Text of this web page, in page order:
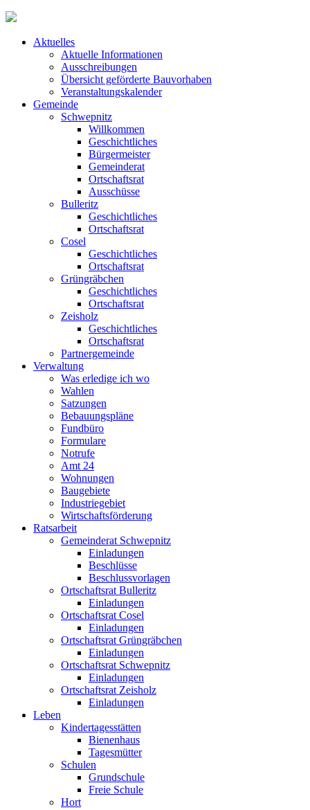
Aktuelles
Aktuelle Informationen
Ausschreibungen
Übersicht geförderte Bauvorhaben
Veranstaltungskalender
Gemeinde
Schwepnitz
Willkommen
Geschichtliches
Bürgermeister
Gemeinderat
Ortschaftsrat
Ausschüsse
Bulleritz
Geschichtliches
Ortschaftsrat
Cosel
Geschichtliches
Ortschaftsrat
Grüngräbchen
Geschichtliches
Ortschaftsrat
Zeisholz
Geschichtliches
Ortschaftsrat
Partnergemeinde
Verwaltung
Was erledige ich wo
Wahlen
Satzungen
Bebauungspläne
Fundbüro
Formulare
Notrufe
Amt 24
Wohnungen
Baugebiete
Industriegebiet
Wirtschaftsförderung
Ratsarbeit
Gemeinderat Schwepnitz
Einladungen
Beschlüsse
Beschlussvorlagen
Ortschaftsrat Bulleritz
Einladungen
Ortschaftsrat Cosel
Einladungen
Ortschaftsrat Grüngräbchen
Einladungen
Ortschaftsrat Schwepnitz
Einladungen
Ortschaftsrat Zeisholz
Einladungen
Leben
Kindertagesstätten
Bienenhaus
Tagesmütter
Schulen
Grundschule
Freie Schule
Hort